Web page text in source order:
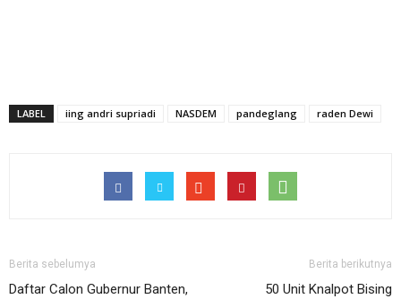
LABEL iing andri supriadi NASDEM pandeglang raden Dewi
Berita sebelumya
Daftar Calon Gubernur Banten,
Berita berikutnya
50 Unit Knalpot Bising